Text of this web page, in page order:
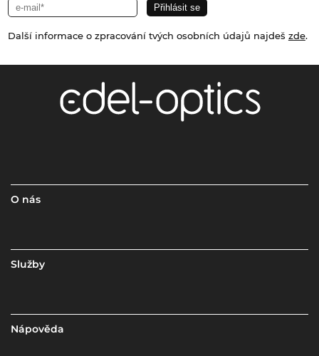
Další informace o zpracování tvých osobních údajů najdeš zde.
O nás
Služby
Nápověda